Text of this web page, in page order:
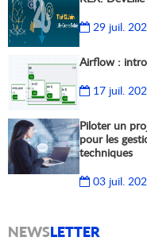
29 juil.
Airflow :
17 juil.
Piloter un
pour les
techniques
03 juil.
NEWSLETTER